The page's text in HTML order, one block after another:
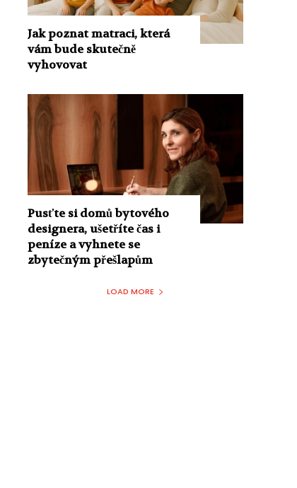
Jak poznat matraci, která
vám bude skutečně
vyhovovat
Pusťte si domů bytového
designera, ušetříte čas i
peníze a vyhnete se
zbytečným přešlapům
LOAD MORE